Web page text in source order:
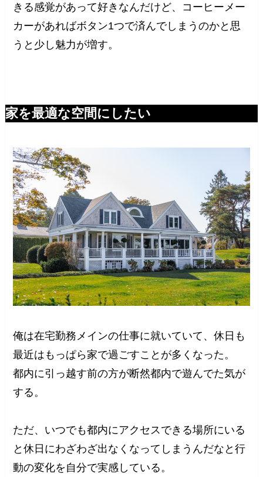
きる感覚があって好きなんだけど、コーヒーメー
カーがあればボタン1つで済んでしまうのかと思
うと少し魅力が増す。
家を最適な空間にしたい
俺は在宅勤務メインの仕事に就いていて、休日も
最近はもっぱら家で過ごすことが多くなった。
都内に引っ越す前の方が断然都内で遊んでた気が
する。
ただ、いつでも都内にアクセスできる場所にいる
と休日にわざわざ出なくなってしまうんだなと行
動の変化を自分で実感している。